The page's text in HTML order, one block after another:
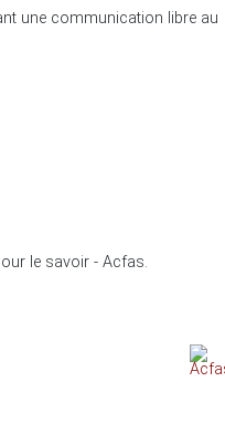
une communication libre au
le savoir - Acfas.